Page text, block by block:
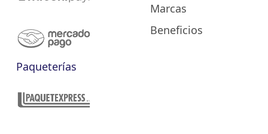
Paqueterías
Marcas
Beneficios